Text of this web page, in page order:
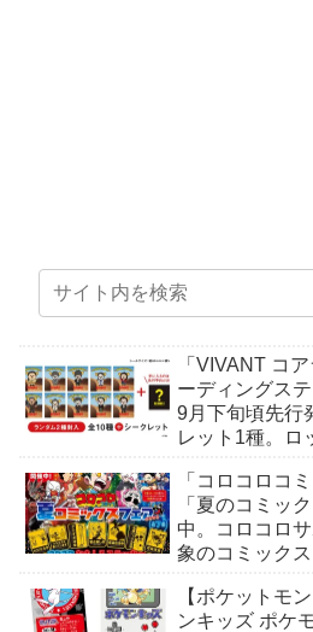
「VIVANT コ
ーディングス
9月下旬頃先行
レット1種。ロ
「コロコロコ
「夏のコミッ
中。コロコロ
象のコミック
全7種。
【ポケットモ
ンキッズ ポケ